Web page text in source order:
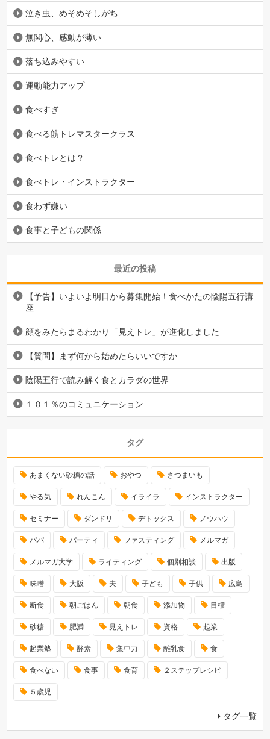
泣き虫、めそめそしがち
無関心、感動が薄い
落ち込みやすい
運動能力アップ
食べすぎ
食べる筋トレマスタークラス
食べトレとは？
食べトレ・インストラクター
食わず嫌い
食事と子どもの関係
最近の投稿
【予告】いよいよ明日から募集開始！食べかたの陰陽五行講
座
顔をみたらまるわかり「見えトレ」が進化しました
【質問】まず何から始めたらいいですか
陰陽五行で読み解く食とカラダの世界
１０１％のコミュニケーション
タグ
あまくない砂糖の話 おやつ さつまいも
やる気 れんこん イライラ インストラクター
セミナー ダンドリ デトックス ノウハウ
パパ パーティ ファスティング メルマガ
メルマガ大学 ライティング 個別相談 出版
味噌 大阪 夫 子ども 子供 広島
断食 朝ごはん 朝食 添加物 目標
砂糖 肥満 見えトレ 資格 起業
起業塾 酵素 集中力 離乳食 食
食べない 食事 食育 ２ステップレシピ
５歳児
タグ一覧